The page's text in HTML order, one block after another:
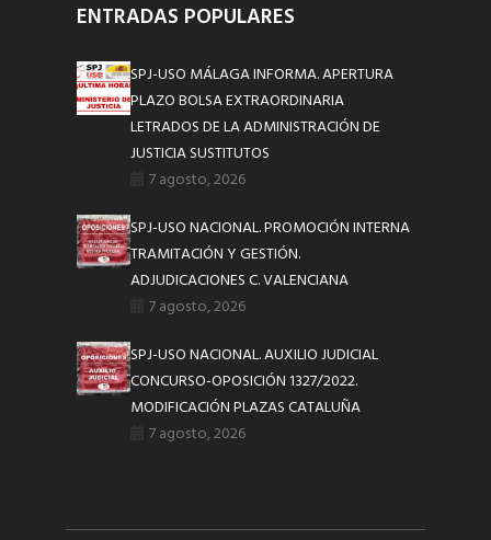
ENTRADAS POPULARES
SPJ-USO MÁLAGA INFORMA. APERTURA
PLAZO BOLSA EXTRAORDINARIA
LETRADOS DE LA ADMINISTRACIÓN DE
JUSTICIA SUSTITUTOS
7 agosto, 2026
SPJ-USO NACIONAL. PROMOCIÓN INTERNA
TRAMITACIÓN Y GESTIÓN.
ADJUDICACIONES C. VALENCIANA
7 agosto, 2026
SPJ-USO NACIONAL. AUXILIO JUDICIAL
CONCURSO-OPOSICIÓN 1327/2022.
MODIFICACIÓN PLAZAS CATALUÑA
7 agosto, 2026